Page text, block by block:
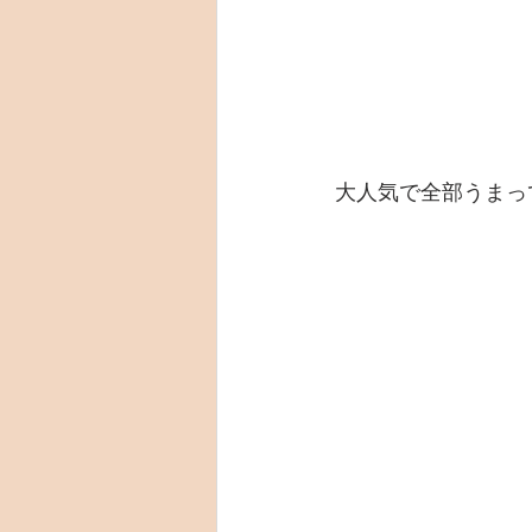
大人気で全部うま